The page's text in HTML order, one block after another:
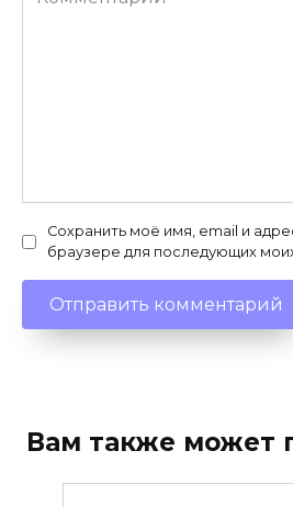
Сохранить моё имя, email и
браузере для последующих
Вам также может